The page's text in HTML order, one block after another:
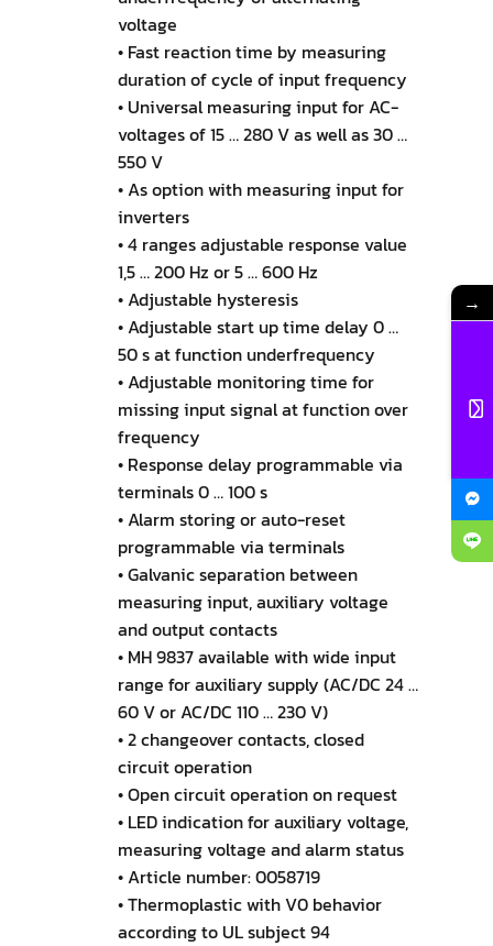
voltage
• Fast reaction time by measuring
duration of cycle of input frequency
• Universal measuring input for AC-
voltages of 15 … 280 V as well as 30 …
550 V
• As option with measuring input for
inverters
• 4 ranges adjustable response value
1,5 … 200 Hz or 5 … 600 Hz
• Adjustable hysteresis
• Adjustable start up time delay 0 …
50 s at function underfrequency
• Adjustable monitoring time for
missing input signal at function over
frequency
• Response delay programmable via
terminals 0 … 100 s
• Alarm storing or auto-reset
programmable via terminals
• Galvanic separation between
measuring input, auxiliary voltage
and output contacts
• MH 9837 available with wide input
range for auxiliary supply (AC/DC 24 …
60 V or AC/DC 110 … 230 V)
• 2 changeover contacts, closed
circuit operation
• Open circuit operation on request
• LED indication for auxiliary voltage,
measuring voltage and alarm status
• Article number: 0058719
• Thermoplastic with V0 behavior
according to UL subject 94
→